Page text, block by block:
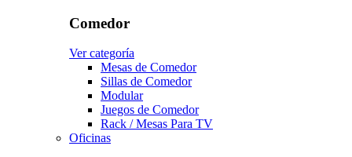
Comedor
Ver categoría
Mesas de Comedor
Sillas de Comedor
Modular
Juegos de Comedor
Rack / Mesas Para TV
Oficinas